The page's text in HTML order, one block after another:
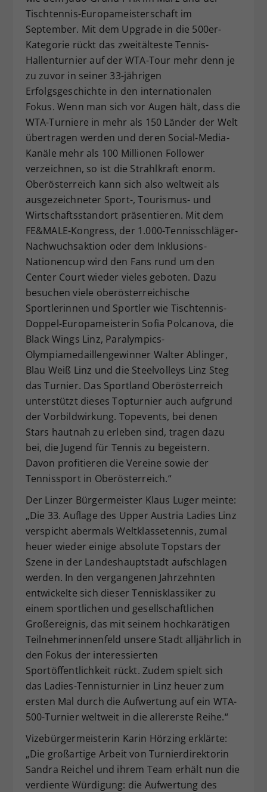
Tischtennis-Europameisterschaft im
September. Mit dem Upgrade in die 500er-
Kategorie rückt das zweitälteste Tennis-
Hallenturnier auf der WTA-Tour mehr denn je
zu zuvor in seiner 33-jährigen
Erfolgsgeschichte in den internationalen
Fokus. Wenn man sich vor Augen hält, dass die
WTA-Turniere in mehr als 150 Länder der Welt
übertragen werden und deren Social-Media-
Kanäle mehr als 100 Millionen Follower
verzeichnen, so ist die Strahlkraft enorm.
Oberösterreich kann sich also weltweit als
ausgezeichneter Sport-, Tourismus- und
Wirtschaftsstandort präsentieren. Mit dem
FE&MALE-Kongress, der 1.000-Tennisschläger-
Nachwuchsaktion oder dem Inklusions-
Nationencup wird den Fans rund um den
Center Court wieder vieles geboten. Dazu
besuchen viele oberösterreichische
Sportlerinnen und Sportler wie Tischtennis-
Doppel-Europameisterin Sofia Polcanova, die
Black Wings Linz, Paralympics-
Olympiamedaillengewinner Walter Ablinger,
Blau Weiß Linz und die Steelvolleys Linz Steg
das Turnier. Das Sportland Oberösterreich
unterstützt dieses Topturnier auch aufgrund
der Vorbildwirkung. Topevents, bei denen
Stars hautnah zu erleben sind, tragen dazu
bei, die Jugend für Tennis zu begeistern.
Davon profitieren die Vereine sowie der
Tennissport in Oberösterreich.“
Der Linzer Bürgermeister Klaus Luger meinte:
„Die 33. Auflage des Upper Austria Ladies Linz
verspicht abermals Weltklassetennis, zumal
heuer wieder einige absolute Topstars der
Szene in der Landeshauptstadt aufschlagen
werden. In den vergangenen Jahrzehnten
entwickelte sich dieser Tennisklassiker zu
einem sportlichen und gesellschaftlichen
Großereignis, das mit seinem hochkarätigen
Teilnehmerinnenfeld unsere Stadt alljährlich in
den Fokus der interessierten
Sportöffentlichkeit rückt. Zudem spielt sich
das Ladies-Tennisturnier in Linz heuer zum
ersten Mal durch die Aufwertung auf ein WTA-
500-Turnier weltweit in die allererste Reihe.“
Vizebürgermeisterin Karin Hörzing erklärte:
„Die großartige Arbeit von Turnierdirektorin
Sandra Reichel und ihrem Team erhält nun die
verdiente Würdigung: die Aufwertung des